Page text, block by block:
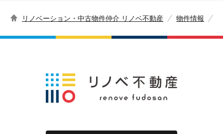
リノベーション・中古物件仲介 リノベ不動産 物件情報